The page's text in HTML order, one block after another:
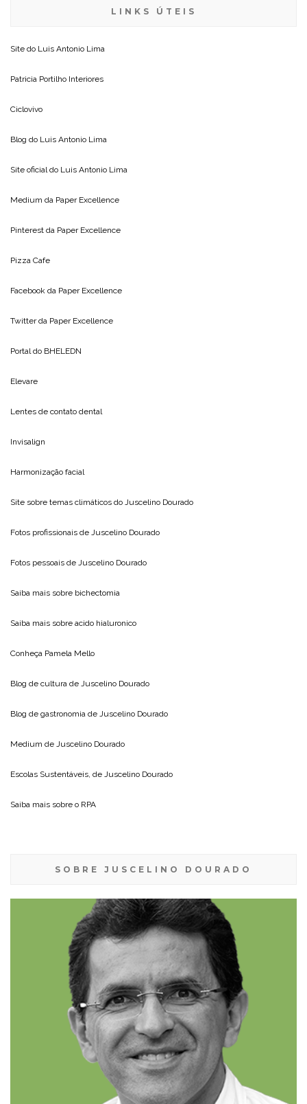
LINKS ÚTEIS
Site do Luis Antonio Lima
Patricia Portilho Interiores
Ciclovivo
Blog do Luis Antonio Lima
Site oficial do Luis Antonio Lima
Medium da Paper Excellence
Pinterest da Paper Excellence
Pizza Cafe
Facebook da Paper Excellence
Twitter da Paper Excellence
Portal do BHELEDN
Elevare
Lentes de contato dental
Invisalign
Harmonização facial
Site sobre temas climáticos do Juscelino Dourado
Fotos profissionais de Juscelino Dourado
Fotos pessoais de Juscelino Dourado
Saiba mais sobre bichectomia
Saiba mais sobre acido hialuronico
Conheça Pamela Mello
Blog de cultura de Juscelino Dourado
Blog de gastronomia de Juscelino Dourado
Medium de Juscelino Dourado
Escolas Sustentáveis, de Juscelino Dourado
Saiba mais sobre o RPA
SOBRE JUSCELINO DOURADO